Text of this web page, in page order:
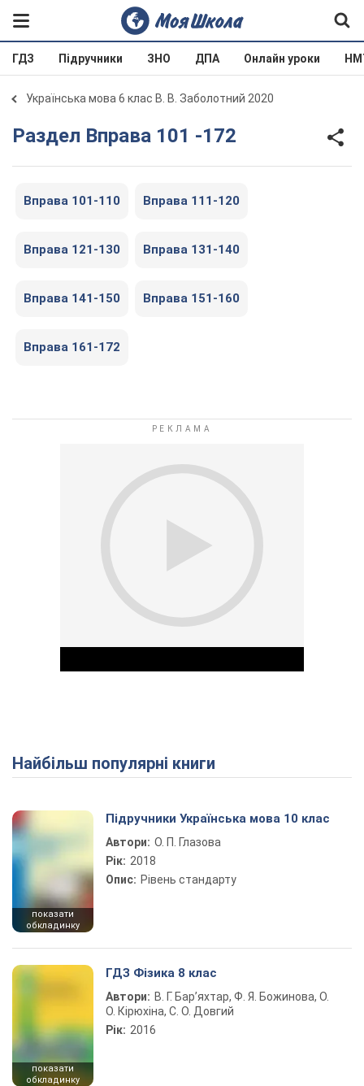
ГДЗ Підручники ЗНО ДПА Онлайн уроки
Українська мова 6 клас В. В. Заболотний 2020
Раздел Вправа 101 -172
Вправа 101-110 Вправа 111-120
Вправа 121-130 Вправа 131-140
Вправа 141-150 Вправа 151-160
Вправа 161-172
Play Video
Найбільш популярні книги
показати
обкладинку
Підручники Українська мова 10 клас
Автори: О. П. Глазова
Рік: 2018
Опис: Рівень стандарту
показати
обкладинку
ГДЗ Фізика 8 клас
Автори: В. Г. Бар’яхтар, Ф. Я. Божинова, О.
О. Кірюхіна, С. О. Довгий
Рік: 2016